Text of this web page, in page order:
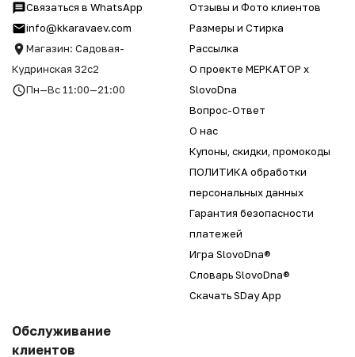
Связаться в WhatsApp
info@kkaravaev.com
Магазин: Садовая-
Кудринская 32с2
Пн—Вс 11:00—21:00
Отзывы и Фото клиентов
Размеры и Стирка
Рассылка
О проекте МЕРКАТОР x
SlovoDna
Вопрос-Ответ
О нас
Купоны, скидки, промокоды
ПОЛИТИКА обработки
персональных данных
Гарантия безопасности
платежей
Игра SlovoDna®
Словарь SlovoDna®
Скачать SDay App
Обслуживание
клиентов